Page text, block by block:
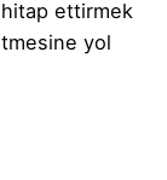
ettirmek
yol